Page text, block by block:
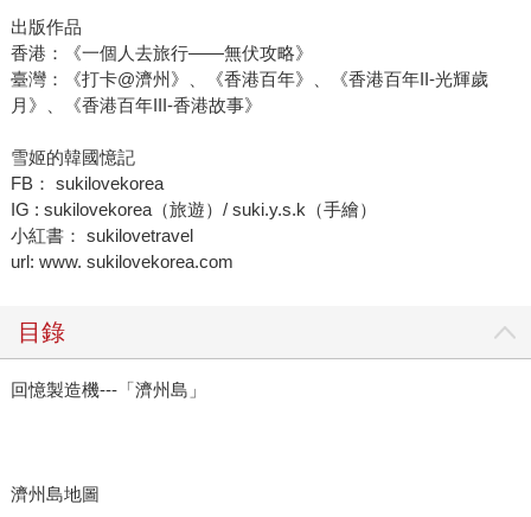
出版作品
香港：《一個人去旅行——無伏攻略》
臺灣：《打卡@濟州》、《香港百年》、《香港百年II-光輝歲
月》、《香港百年III-香港故事》
雪姬的韓國憶記
FB： sukilovekorea
IG : sukilovekorea（旅遊）/ suki.y.s.k（手繪）
小紅書： sukilovetravel
url: www. sukilovekorea.com
目錄
回憶製造機---「濟州島」
濟州島地圖